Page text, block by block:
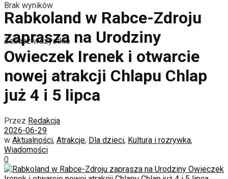
Brak wyników
Zobacz wszystkie
Rabkoland w Rabce-Zdroju
zaprasza na Urodziny
Owieczek Irenek i otwarcie
nowej atrakcji Chlapu Chlap
już 4 i 5 lipca
Przez Redakcja
2026-06-29
w Aktualności, Atrakcje, Dla dzieci, Kultura i rozrywka,
Wiadomości
0